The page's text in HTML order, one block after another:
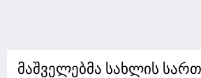
მაშველებმა სახლის